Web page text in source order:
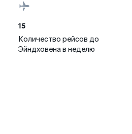
15
Количество рейсов до
Эйндховена в неделю